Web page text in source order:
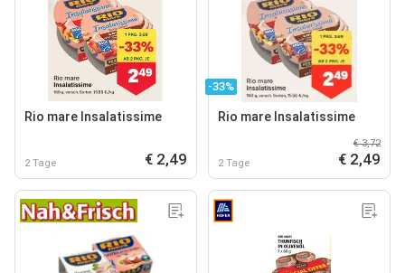
Rio mare Insalatissime
2 Tage € 2,49
-33%
Rio mare Insalatissime
2 Tage
€ 3,72
€ 2,49